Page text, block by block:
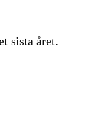
sista året.